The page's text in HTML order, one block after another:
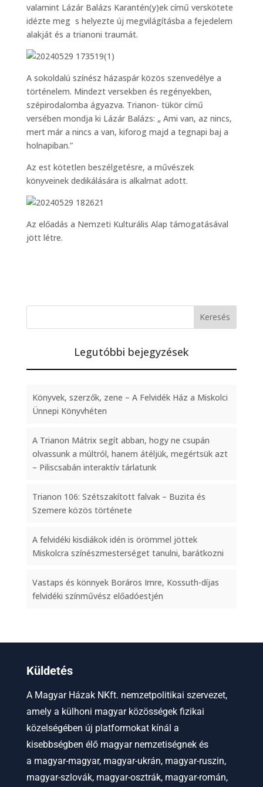
valamint Lázár Balázs Karantén(y)ek című verskötete
idézte meg s helyezte új megvilágításba a fejedelem
alakját és a trianoni traumát.
A sokoldalú színész házaspár közös szenvedélye a
történelem. Mindezt versekben és regényekben,
szépirodalomba ágyazva. Trianon- tükör című
versében mondja ki Lázár Balázs: „ Ami van, az nincs,
mert már a nincs a van, kiforog majd a tegnapi baj a
holnapiban.”
Az est kötetlen beszélgetésre, a művészek
könyveinek dedikálására is alkalmat adott.
Az előadás a Nemzeti Kulturális Alap támogatásával
jött létre.
Legutóbbi bejegyzések
Könyvek, szerzők, zene – A Felvidék Ház a Miskolci
Ünnepi Könyvhéten
A Trianon Mátrix segít abban, hogy ne csupán
olvassunk a múltról, hanem átéljük, megértsük azt
– Piliscsabán interaktív tárlatunk
Trianon 106: Szétszakított falvak – Buzita és
Szemere közös története
A felvidéki kisdiákok idén is örömmel jöttek
Miskolcra színészmesterséget tanulni, barátkozni
Vastaps és könnyek Boráros Imre, Kossuth-díjas
felvidéki színművész előadóestjén
Küldetés
A Magyar Házak NKft. nemzetpolitikai szervezet,
amely a külhoni magyar közösségek fizikai
közelségében új platformokat kínál a
kisebbségben élő magyar nemzetiségnek és
a magyar-magyar, magyar-ukrán, magyar-ruszin,
magyar-szlovák, magyar-osztrák, magyar-román,